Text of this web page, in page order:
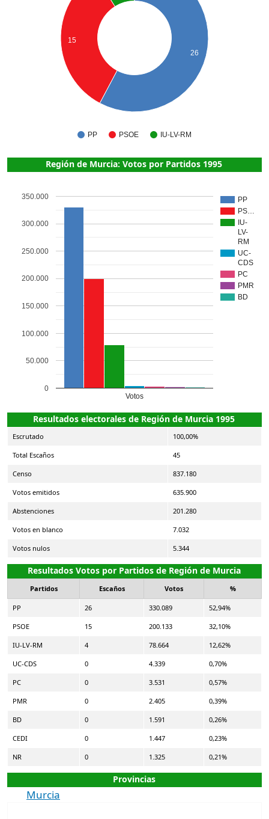
PP PSOE IU-LV-RM
15
26
Región de Murcia: Votos por Partidos 1995
PP
PS…
IU-
LV-
RM
UC-
CDS
PC
PMR
BD
Votos
0
50.000
100.000
150.000
200.000
250.000
300.000
350.000
Resultados electorales de Región de Murcia 1995
Escrutado 100,00%
Total Escaños 45
Censo 837.180
Votos emitidos 635.900
Abstenciones 201.280
Votos en blanco 7.032
Votos nulos 5.344
Resultados Votos por Partidos de Región de Murcia
Partidos Escaños Votos %
PP 26 330.089 52,94%
PSOE 15 200.133 32,10%
IU-LV-RM 4 78.664 12,62%
UC-CDS 0 4.339 0,70%
PC 0 3.531 0,57%
PMR 0 2.405 0,39%
BD 0 1.591 0,26%
CEDI 0 1.447 0,23%
NR 0 1.325 0,21%
Provincias
Murcia